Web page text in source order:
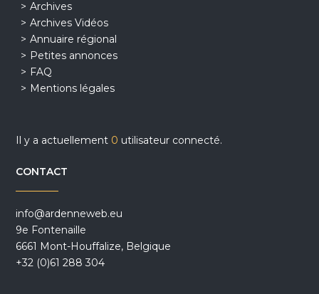
Archives
Archives Vidéos
Annuaire régional
Petites annonces
FAQ
Mentions légales
Il y a actuellement 0 utilisateur connecté.
CONTACT
info@ardenneweb.eu
9e Fontenaille
6661 Mont-Houffalize, Belgique
+32 (0)61 288 304